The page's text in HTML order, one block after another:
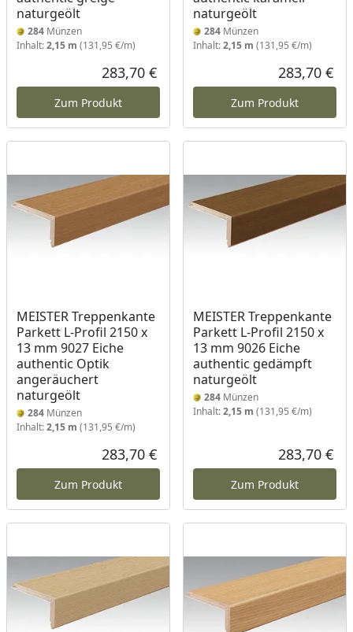
naturgeölt
284 Münzen
Inhalt:2,15 m (131,95 €/m)
Aktueller Preis
283,70 €
Zum Produkt
naturgeölt
284Münzen
Inhalt:2,15 m (131,95 €/m)
283,70 €
Zum Produkt
MEISTER Treppenkante
Parkett L-Profil 2150 x
13 mm 9027 Eiche
authentic Optik
angeräuchert
naturgeölt
284 Münzen
Inhalt:2,15 m (131,95 €/m)
Aktueller Preis
283,70 €
Zum Produkt
MEISTER Treppenkante
Parkett L-Profil 2150 x
13 mm 9026 Eiche
authentic gedämpft
naturgeölt
284Münzen
Inhalt:2,15 m (131,95 €/m)
283,70 €
Zum Produkt